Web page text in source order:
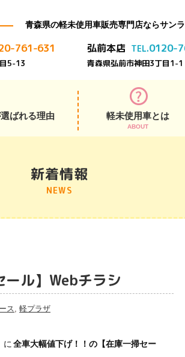
青森県の軽未使用車販売専門店ならサン
761-631
5-13
弘前本店 TEL.0120-
青森県弘前市神田3丁目1-1
ばれる理由 軽未使用車とは
ABOUT
新着情報
NEWS
ル】Webチラシ
ス, 軽プラザ
に 全車大幅値下げ！！の【在庫一掃セー